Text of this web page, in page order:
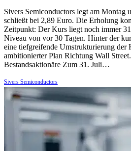
Sivers Semiconductors legt am Montag
schließt bei 2,89 Euro. Die Erholung
Zeitpunkt: Der Kurs liegt noch immer
Niveau von vor 30 Tagen. Hinter der
eine tiefgreifende Umstrukturierung
ambitionierter Plan Richtung Wall
Bestandsaktionäre Zum 31. Juli…
Sivers Semiconductors